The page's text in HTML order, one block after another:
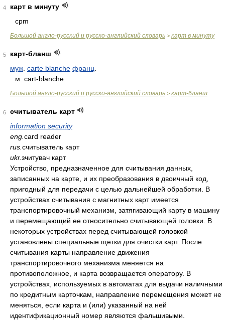
4
карт в минуту
cpm
Большой англо-русский и русско-английский словарь > карт в минуту
5
карт-бланш
муж carte blanche франц
м. cart-blanche.
Большой англо-русский и русско-английский словарь > карт-бланш
6
считыватель карт
information security
eng. card reader
rus. считыватель карт
ukr.зчитувач карт
Устройство, предназначенное для считывания данных,
записанных на карте, и их преобразования в двоичный код,
пригодный для передачи с целью дальнейшей обработки. В
устройствах считывания с магнитных карт имеется
транспортировочный механизм, затягивающий карту в машину
и перемещающий ее относительно считывающей головки. В
некоторых устройствах перед считывающей головкой
установлены специальные щетки для очистки карт. После
считывания карты направление движения
транспортировочного механизма меняется на
противоположное, и карта возвращается оператору. В
устройствах, используемых в автоматах для выдачи наличными
по кредитным карточкам, направление перемещения может не
меняться, если карта и (или) указанный на ней
идентификационный номер являются фальшивыми.